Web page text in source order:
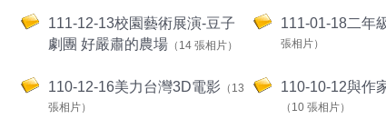
111-12-13校園藝術展演-豆子
劇團 好嚴肅的農場 （14 張相片）
111-01-18二年
張相片）
110-12-16美力台灣3D電影 （13
張相片）
110-10-12與作
（10 張相片）